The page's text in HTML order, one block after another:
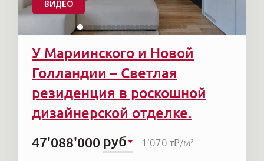
ВИДЕО
У Мариинского и Новой
Голландии – Светлая
резиденция в роскошной
дизайнерской отделке.
47'088'000 руб 1'070 т₽/м²